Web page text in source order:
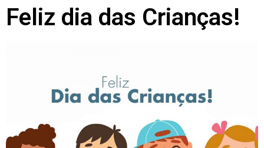
Feliz dia das Crianças!